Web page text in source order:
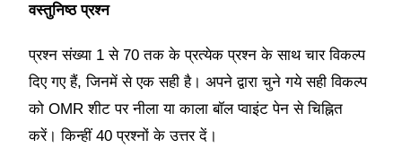
वस्तुनिष्ठ प्रश्न
प्रश्न संख्या 1 से 70 तक के प्रत्येक प्रश्न के साथ चार विकल्प
दिए गए हैं, जिनमें से एक सही है। अपने द्वारा चुने गये सही विकल्प
को OMR शीट पर नीला या काला बॉल प्वाइंट पेन से चिह्नित
करें। किन्हीं 40 प्रश्नों के उत्तर दें।